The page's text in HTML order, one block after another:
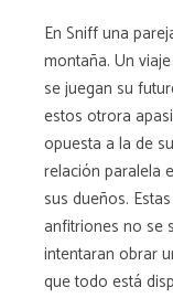
En Sniff una
montaña. Un
se juegan su
estos otrora
opuesta a la de
relación paralela
sus dueños.
anfitriones no se
intentaran obrar
que todo está